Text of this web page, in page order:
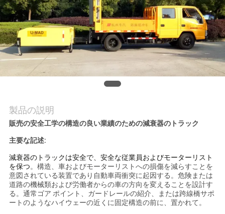
私
達
に
し
な
さ
い
ニ
製品の説明
販売の安全工学の構造の良い業績のための減衰器のトラック
主要な記述:
減衰器のトラックは安全で、安全な従業員およびモーターリスト
を保つ。構造、車およびモーターリストへの損傷を減らすことを
意図されている装置であり自動車両衝突に起因する。危険または
道路の機械類および労働者からの車の方向を変えることを設計す
る。通常ゴア ポイント、ガードレールの紹介、または跨線橋サポ
ートのようなハイウェーの近くに固定構造の前に、置かれて。